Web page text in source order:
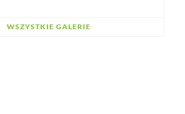
WSZYSTKIE GALERIE